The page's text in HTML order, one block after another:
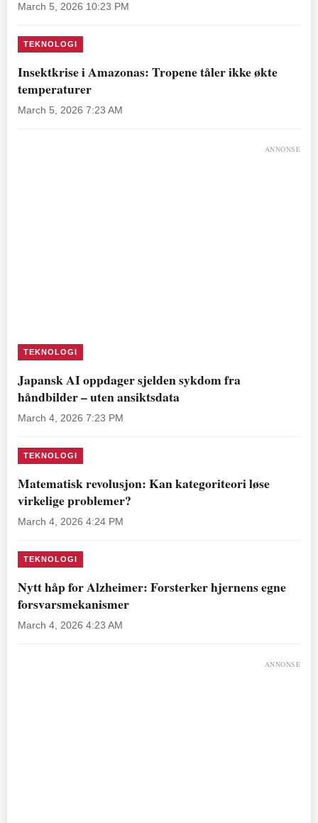
March 5, 2026 10:23 PM
TEKNOLOGI
Insektkrise i Amazonas: Tropene tåler ikke økte
temperaturer
March 5, 2026 7:23 AM
ANNONSE
TEKNOLOGI
Japansk AI oppdager sjelden sykdom fra
håndbilder – uten ansiktsdata
March 4, 2026 7:23 PM
TEKNOLOGI
Matematisk revolusjon: Kan kategoriteori løse
virkelige problemer?
March 4, 2026 4:24 PM
TEKNOLOGI
Nytt håp for Alzheimer: Forsterker hjernens egne
forsvarsmekanismer
March 4, 2026 4:23 AM
ANNONSE